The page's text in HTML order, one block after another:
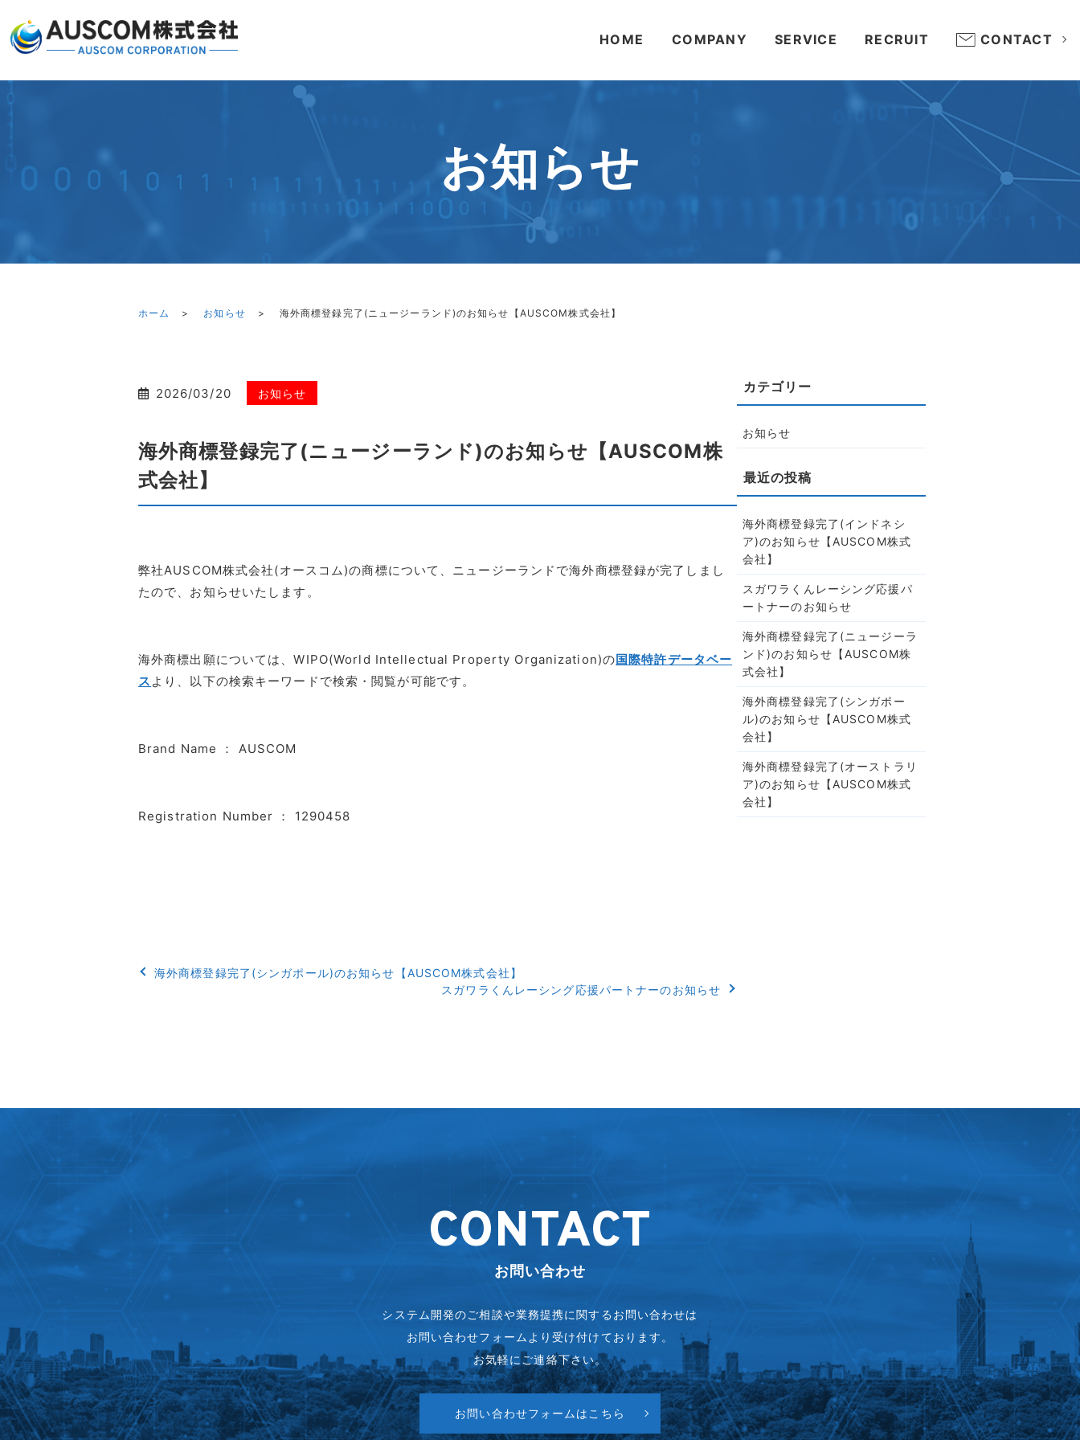
HOME COMPANY SERVICE RECRUIT CONTACT
お知らせ
ホーム お知らせ 海外商標登録完了(ニュージーランド)のお知らせ【AUSCOM株式会社】
2026/03/20 お知らせ
海外商標登録完了(ニュージーランド)のお知らせ【AUSCOM株
式会社】
弊社AUSCOM株式会社(オースコム)の商標について、ニュージーランドで海外商標登録が完了しまし
たので、お知らせいたします。
海外商標出願については、WIPO(World Intellectual Property Organization)の国際特許データベー
ス より、以下の検索キーワードで検索・閲覧が可能です。
Brand Name ： AUSCOM
Registration Number ： 1290458
海外商標登録完了(シンガポール)のお知らせ【AUSCOM株式会社】
スガワラくんレーシング応援パートナーのお知らせ
お知らせ
海外商標登録完了(インドネシ
ア)のお知らせ【AUSCOM株式
会社】
スガワラくんレーシング応援パ
ートナーのお知らせ
海外商標登録完了(ニュージーラ
ンド)のお知らせ【AUSCOM株
式会社】
海外商標登録完了(シンガポー
ル)のお知らせ【AUSCOM株式
会社】
海外商標登録完了(オーストラリ
ア)のお知らせ【AUSCOM株式
会社】
CONTACT
お問い合わせ
システム開発のご相談や業務提携に関するお問い合わせは
お問い合わせフォームより受け付けております。
お気軽にご連絡下さい。
お問い合わせフォームはこちら